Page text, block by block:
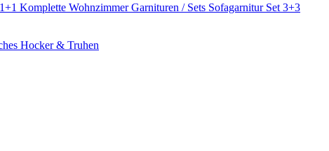
Komplette Wohnzimmer Garnituren / Sets Sofagarnitur Set 3+3
Hocker & Truhen